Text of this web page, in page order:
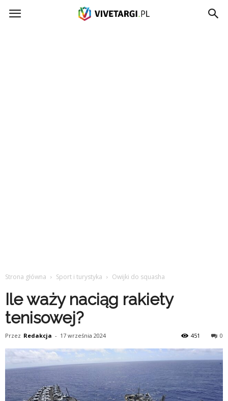
Vivetargi.pl
Strona główna Sport i turystyka Owijki do squasha
Ile waży naciąg rakiety
tenisowej?
Przez Redakcja - 17 września 2024 0
451